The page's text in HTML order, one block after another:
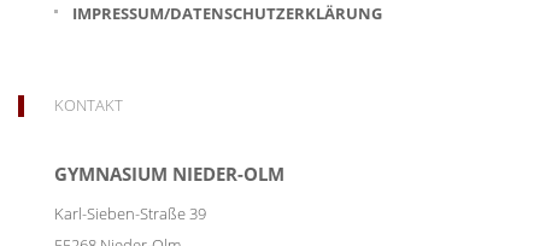
IMPRESSUM/DATENSCHUTZERKLÄRUNG
KONTAKT
GYMNASIUM NIEDER-OLM
Karl-Sieben-Straße 39